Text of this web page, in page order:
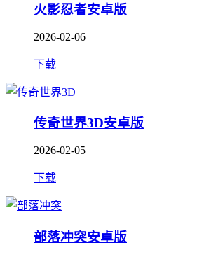
火影忍者安卓版
2026-02-06
下载
传奇世界3D安卓版
2026-02-05
下载
部落冲突安卓版